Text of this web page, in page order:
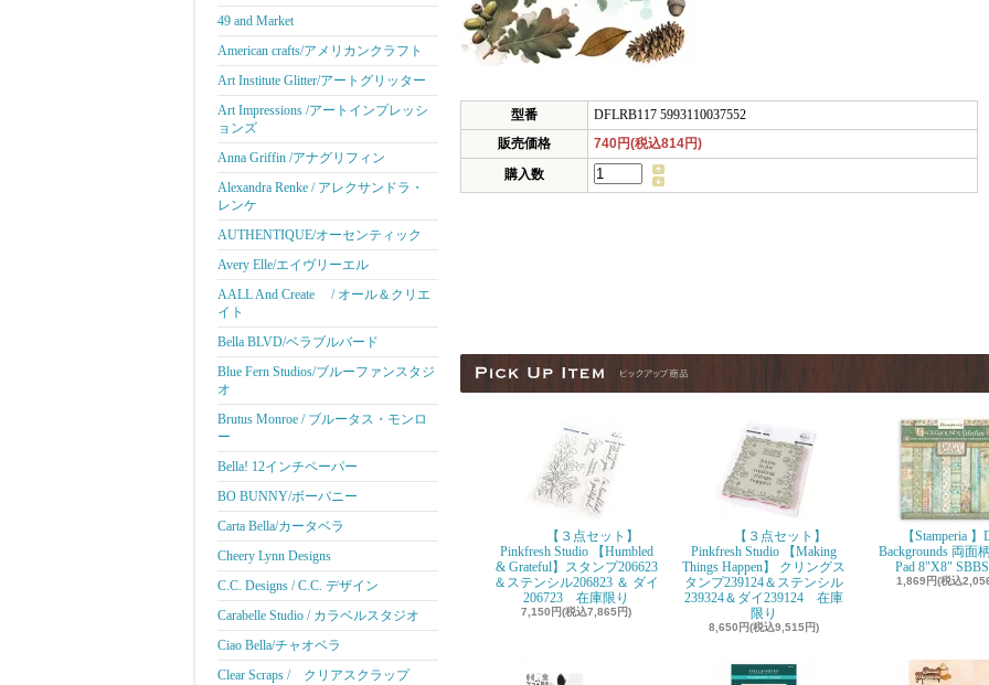
49 and Market
American crafts/アメリカンクラフト
Art Institute Glitter/アートグリッター
Art Impressions /アートインプレッシ
ョンズ
Anna Griffin /アナグリフィン
Alexandra Renke / アレクサンドラ・
レンケ
AUTHENTIQUE/オーセンティック
Avery Elle/エイヴリーエル
AALL And Create / オール＆クリエ
イト
Bella BLVD/ベラブルバード
Blue Fern Studios/ブルーファンスタジ
オ
Brutus Monroe / ブルータス・モンロ
ー
Bella! 12インチペーパー
BO BUNNY/ボーバニー
Carta Bella/カータベラ
Cheery Lynn Designs
C.C. Designs / C.C. デザイン
Carabelle Studio / カラベルスタジオ
Ciao Bella/チャオベラ
Clear Scraps / クリアスクラップ
型番
DFLRB117 5993110037552
販売価格
740円(税込814円)
購入数
【３点セット】
Pinkfresh Studio 【Humbled
& Grateful】スタンプ206623
＆ステンシル206823 ＆ ダイ
206723 在庫限り
7,150円(税込7,865円)
【３点セット】
Pinkfresh Studio 【Making
Things Happen】 クリングス
タンプ239124＆ステンシル
239324＆ダイ239124 在庫
限り
8,650円(税込9,515円)
【Stamperia
Backgrounds 両面
Pad 8"X8"
1,869円(税込